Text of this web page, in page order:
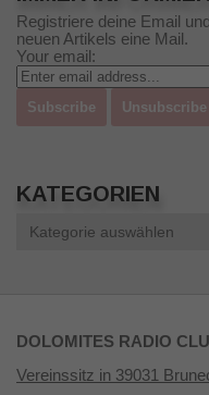
Registriere deine Email
neuen Artikels eine Mail.
Your email:
KATEGORIEN
DOLOMITES RADIO
Vereinssitz in 39031